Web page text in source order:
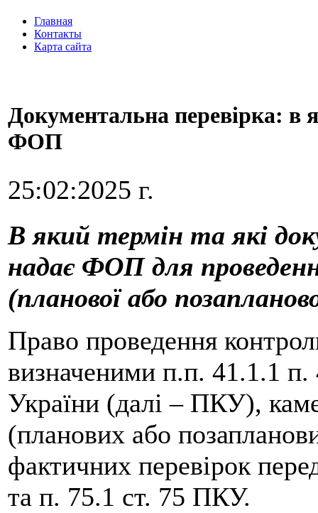
Главная
Контакты
Карта сайта
Документальна перевірка: в
ФОП
25:02:2025 г.
В який термін та які
надає ФОП для
(планової або
Право проведення
визначеними п.п. 41.1.1 п.
України (далі – ПКУ),
(планових або
фактичних перевірок
та п. 75.1 ст. 75 ПКУ.